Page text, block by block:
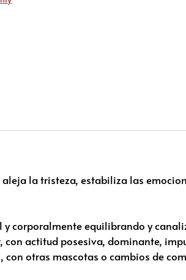
la tristeza, estabiliza las
corporalmente equilibrando y
actitud posesiva, dominante,
otras mascotas o cambios de